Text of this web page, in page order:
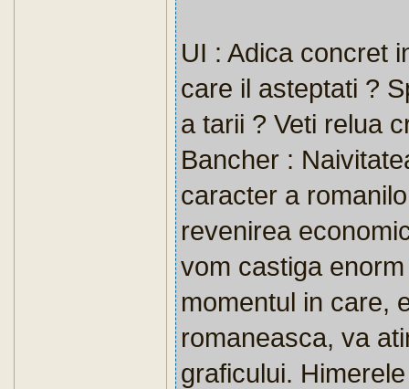
UI : Adica concret
care il asteptati ?
a tarii ? Veti relua
Bancher :
caracter a
revenirea
vom castiga
momentul in care,
romaneasca, va
graficului.